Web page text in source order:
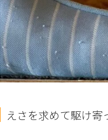
えさを求めて駆け寄